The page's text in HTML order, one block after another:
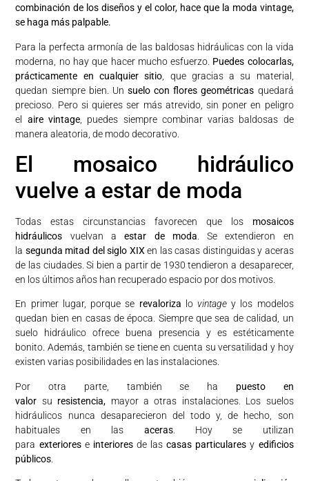
combinación de los diseños y el color, hace que la moda vintage,
se haga más palpable.
Para la perfecta armonía de las baldosas hidráulicas con la vida
moderna, no hay que hacer mucho esfuerzo. Puedes colocarlas,
prácticamente en cualquier sitio , que gracias a su material,
quedan siempre bien. Un suelo con flores geométricas quedará
precioso. Pero si quieres ser más atrevido, sin poner en peligro
el aire vintage, puedes siempre combinar varias baldosas de
manera aleatoria, de modo decorativo.
El mosaico hidráulico
vuelve a estar de moda
Todas estas circunstancias favorecen que losmosaicos
hidráulicos vuelvan aestar de moda . Se extendieron en
la segunda mitad del siglo XIX en las casas distinguidas y aceras
de las ciudades. Si bien a partir de 1930 tendieron a desaparecer,
en los últimos años han recuperado espacio por dos motivos.
En primer lugar, porque se revaloriza lo vintagey los modelos
quedan bien en casas de época. Siempre que sea de calidad, un
suelo hidráulico ofrece buena presencia y es estéticamente
bonito. Además, también se tiene en cuenta su versatilidad y hoy
existen varias posibilidades en las instalaciones.
Por otra parte, también se ha puesto en
valor su resistencia, mayor a otras instalaciones. Los suelos
hidráulicos nunca desaparecieron del todo y, de hecho, son
habituales en las aceras. Hoy se utilizan
para exteriorese interioresde lascasas particulares y edificios
públicos